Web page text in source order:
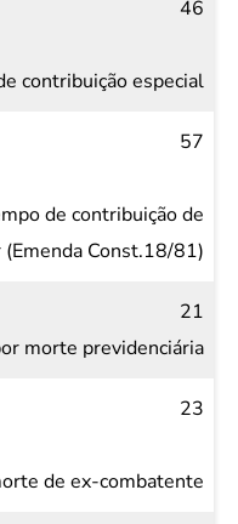
46
contribuição especial
57
de contribuição de
Const.18/81)
21
morte previdenciária
23
de ex-combatente